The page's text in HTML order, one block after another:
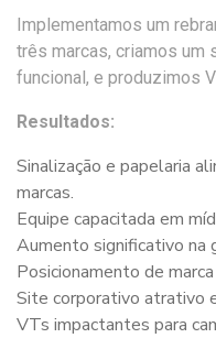
Implementamos um
três marcas, criamos um
funcional, e produzimos
Resultados:
Sinalização e papelaria
marcas.
Equipe capacitada em
Aumento significativo na
Posicionamento de
Site corporativo atrativo
VTs impactantes para